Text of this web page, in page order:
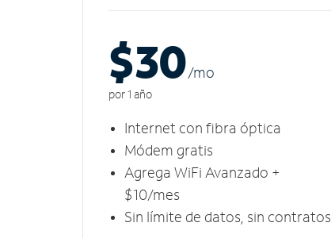
$30/mo
por 1 año
Internet con fibra óptica
Módem gratis
Agrega WiFi Avanzado +
$10/mes
Sin límite de datos, sin contratos